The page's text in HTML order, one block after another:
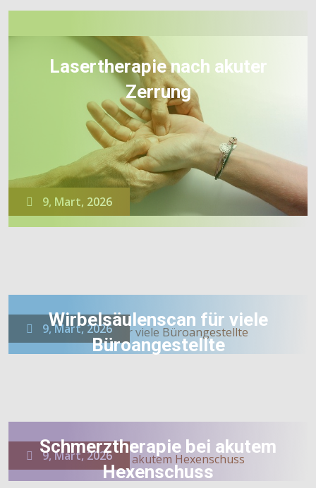
9, Mart, 2026
Lasertherapie nach akuter
Zerrung
9, Mart, 2026
Wirbelsäulenscan für viele
Büroangestellte
9, Mart, 2026
Schmerztherapie bei akutem
Hexenschuss